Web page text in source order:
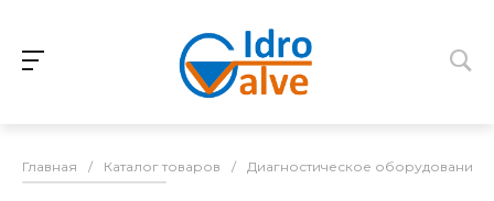
Главная / Каталог товаров / Диагностическое оборудование